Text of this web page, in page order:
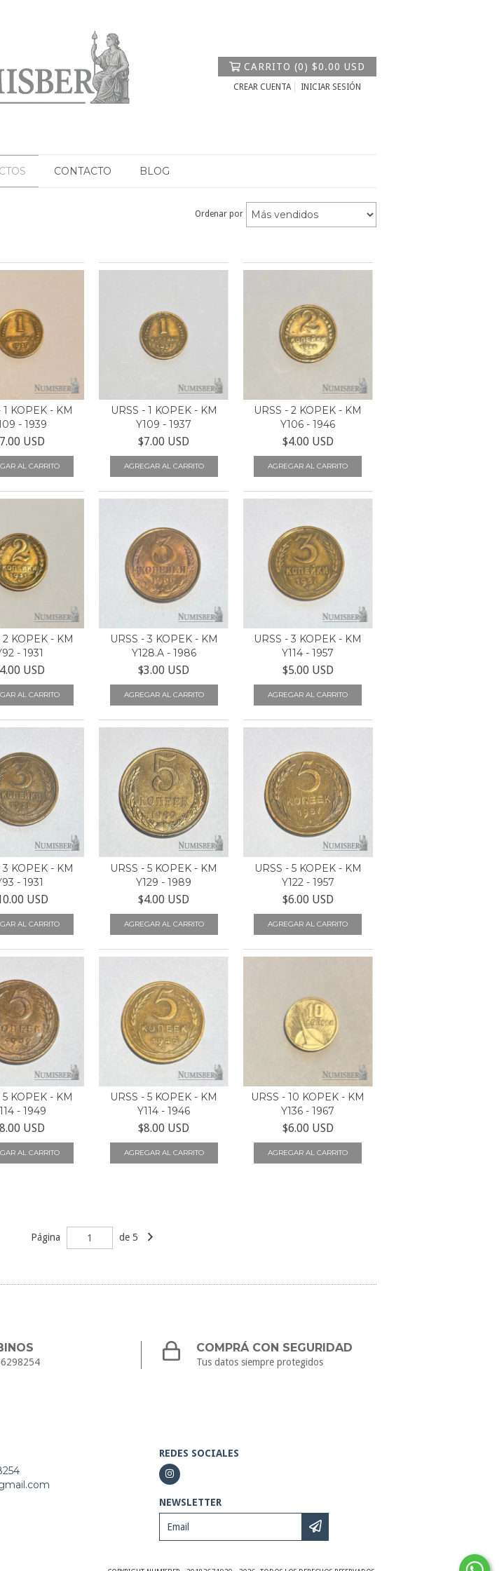
CARRITO (0) $0.00 USD
CREAR CUENTA INICIAR SESIÓN
CONTACTO BLOG
Ordenar por
1 KOPEK - KM
- 1939
USD
URSS - 1 KOPEK - KM
Y109 - 1937
$7.00 USD
URSS - 2 KOPEK - KM
Y106 - 1946
$4.00 USD
2 KOPEK - KM
- 1931
USD
URSS - 3 KOPEK - KM
Y128.A - 1986
$3.00 USD
URSS - 3 KOPEK - KM
Y114 - 1957
$5.00 USD
3 KOPEK - KM
- 1931
USD
URSS - 5 KOPEK - KM
Y129 - 1989
$4.00 USD
URSS - 5 KOPEK - KM
Y122 - 1957
$6.00 USD
5 KOPEK - KM
- 1949
USD
URSS - 5 KOPEK - KM
Y114 - 1946
$8.00 USD
URSS - 10 KOPEK - KM
Y136 - 1967
$6.00 USD
Página de 5
COMPRÁ CON SEGURIDAD
Tus datos siempre protegidos
REDES SOCIALES
NEWSLETTER